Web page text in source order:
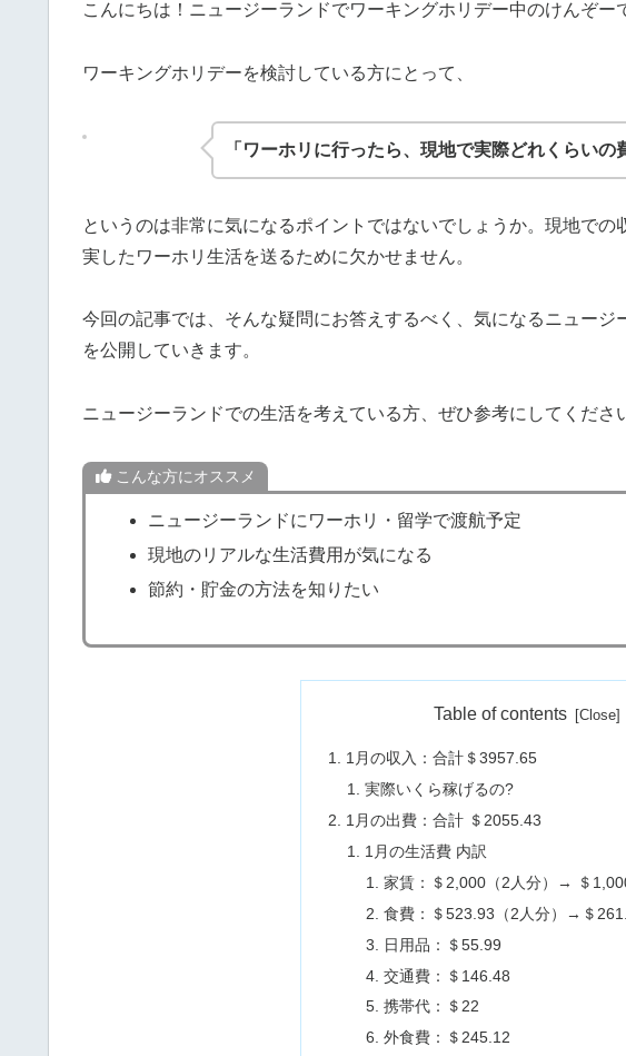
こんにちは！ニュージーランドでワーキングホリデー中のけんぞー
ワーキングホリデーを検討している方にとって、
「ワーホリに行ったら、現地で実際どれくらいの
というのは非常に気になるポイントではないでしょうか。現地で
実したワーホリ生活を送るために欠かせません。
今回の記事では、そんな疑問にお答えするべく、気になるニュー
を公開していきます。
ニュージーランドでの生活を考えている方、ぜひ参考にしてくださ
こんな方にオススメ
ニュージーランドにワーホリ・留学で渡航予定
現地のリアルな生活費用が気になる
節約・貯金の方法を知りたい
Table of contents
1月の収入：合計＄3957.65
実際いくら稼げるの?
1月の出費：合計 ＄2055.43
1月の生活費 内訳
家賃：＄2,000（2人分）→ ＄
食費：＄523.93（2人分）→＄
日用品：＄55.99
交通費：＄146.48
携帯代：＄22
外食費：＄245.12